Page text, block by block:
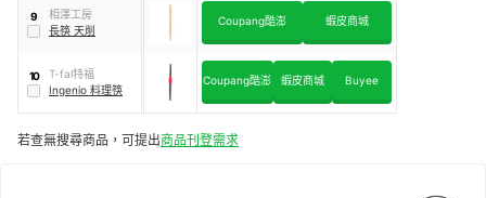
9
相澤工房
長筷 天削
Coupang酷澎 蝦皮商城
10
T-fal特福
Ingenio 料理筷
Coupang酷澎 蝦皮商城 Buyee
若查無搜尋商品，可提出商品刊登需求